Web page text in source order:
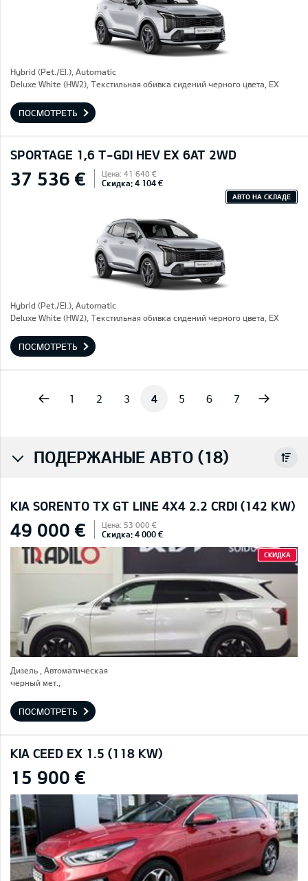
Hybrid (Pet./El.), Automatic
Deluxe White (HW2), Текстильная обивка сидений черного цвета, EX
ПОСМОТРЕТЬ
SPORTAGE 1,6 T-GDI HEV EX 6AT 2WD
37 536 € Цена: 41 640 €
Скидка: 4 104 €
АВТО НА СКЛАДЕ
Hybrid (Pet./El.), Automatic
Deluxe White (HW2), Текстильная обивка сидений черного цвета, EX
ПОСМОТРЕТЬ
1 2 3 4 5 6 7
ПОДЕРЖАНЫЕ АВТО (18)
KIA SORENTO TX GT LINE 4X4 2.2 CRDI (142 KW)
49 000 € Цена: 53 000 €
Скидка: 4 000 €
СКИДКА
Дизель , Автоматическая
черный мет.,
ПОСМОТРЕТЬ
KIA CEED EX 1.5 (118 KW)
15 900 €